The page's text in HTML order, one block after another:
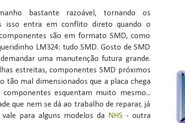
bastante razoável, tornando os
isso entra em conflito direto quando o
são em formato SMD, como
LM324: tudo SMD. Gosto de SMD
uma manutenção futura grande.
estreitas, componentes SMD próximos
tão mal dimensionados que a placa chega
esquentam muito mesmo...
que nem se dá ao trabalho de reparar, já
para alguns modelos da
NHS - outra